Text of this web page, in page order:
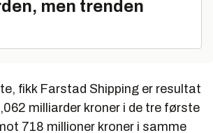
men trenden
fikk Farstad Shipping er resultat
milliarder kroner i de tre første
718 millioner kroner i samme